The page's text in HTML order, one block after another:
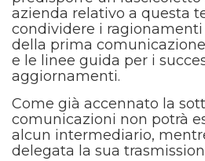
azienda relativo a questa
condividere i
della prima
e le linee guida per i
aggiornamenti.
Come già accennato la
comunicazioni non potrà
alcun intermediario,
delegata la sua